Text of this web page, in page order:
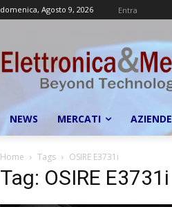
domenica, Agosto 9, 2026 Entra
NEWS MERCATI AZIENDE
Home Tags OSIRE E3731i
Tag: OSIRE E3731i